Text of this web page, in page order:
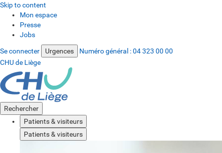
Skip to content
Mon espace
Presse
Jobs
Se connecter Urgences Numéro général :04 323 00 00
CHU de Liège
Rechercher
Patients & visiteurs
Patients & visiteurs